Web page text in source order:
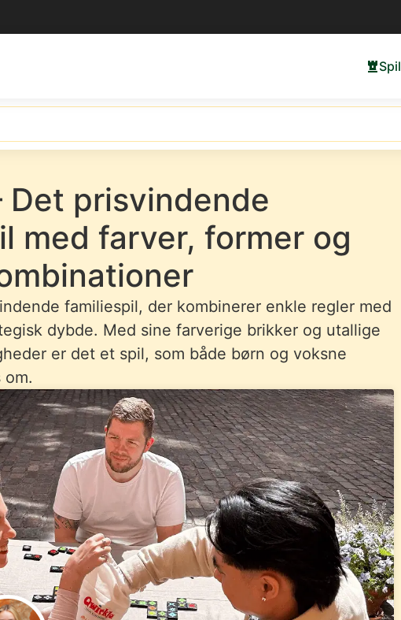
Spil
Det prisvindende
med farver, former og
familiespil, der kombinerer enkle regler med
dybde. Med sine farverige brikker og utallige
er det et spil, som både børn og voksne
om.